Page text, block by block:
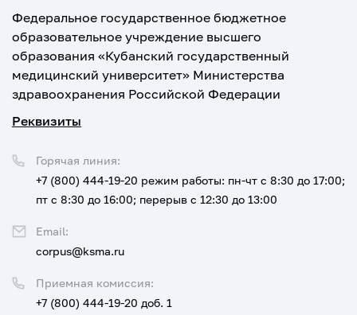
Федеральное государственное бюджетное
образовательное учреждение высшего
образования «Кубанский государственный
медицинский университет» Министерства
здравоохранения Российской Федерации
Реквизиты
Приемная комиссия:
+7 (800) 444-19-20 доб. 1
Горячая линия:
+7 (800) 444-19-20 режим работы: пн-чт с 8:30 до 17:00;
пт с 8:30 до 16:00; перерыв с 12:30 до 13:00
Email:
corpus@ksma.ru